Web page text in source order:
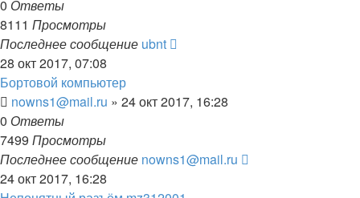
0 Ответы
8111 Просмотры
Последнее сообщение ubnt
28 окт 2017, 07:08
Бортовой компьютер
nowns1@mail.ru » 24 окт 2017, 16:28
0 Ответы
7499 Просмотры
Последнее сообщение nowns1@mail.ru
24 окт 2017, 16:28